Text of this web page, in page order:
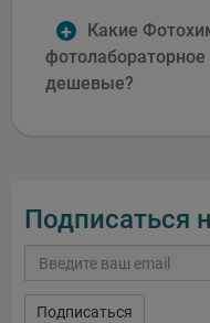
Какие
дешевые?
Подписаться
Подписаться